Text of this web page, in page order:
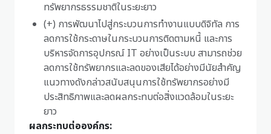
ทรัพยากรธรรมชาติในระยะยาว
(+) การพัฒนาไปสู่กระบวนการทำงานแบบดิจิทัล การ
ลดการใช้กระดาษในกระบวนการติดตามหนี้ และการ
บริหารจัดการอุปกรณ์ IT อย่างเป็นระบบ สามารถช่วย
ลดการใช้ทรัพยากรและลดของเสียได้อย่างมีนัยสำคัญ
แนวทางดังกล่าวสนับสนุนการใช้ทรัพยากรอย่างมี
ประสิทธิภาพและลดผลกระทบต่อสิ่งแวดล้อมในระยะ
ยาว
ผลกระทบต่อองค์กร: